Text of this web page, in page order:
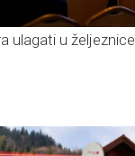
ulagati u željeznice